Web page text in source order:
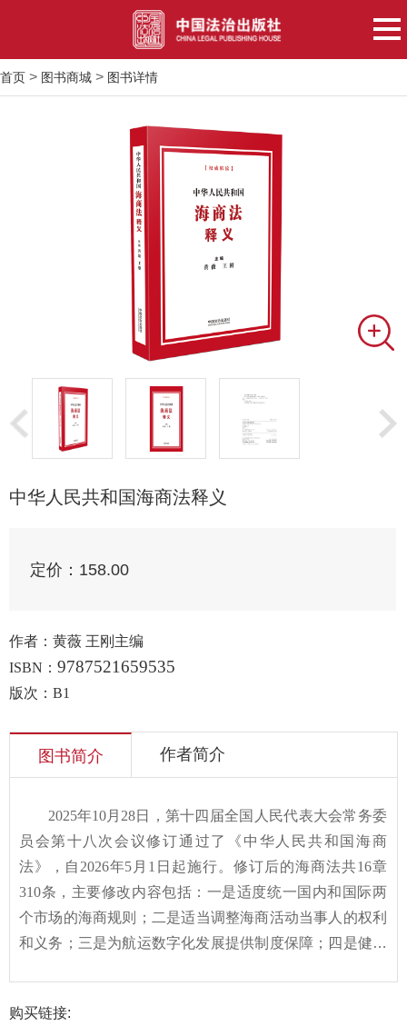
首页 > 图书商城 > 图书详情
中华人民共和国海商法释义
定价： 158.00
作者：黄薇 王刚主编
ISBN： 9787521659535
版次：B1
图书简介 作者简介
2025年10月 28日，第十四届全国人民代表大会常务委
员会第十 八 次会议修订通过了《中华人民共和国 海商
法》，自 2026年5 月 1 日起施行。 修订后的海商法共16章
310条，主要修改内容包括：一是适度统一国内和国际两
个市场的海商规则；二是适当调整海商活动当事人的权利
和义务；三是为航运数字化发展提供制度保障；四是健全
律条文逐条进行释义，阐述立法背景，对法律适用中的要
购买链接: